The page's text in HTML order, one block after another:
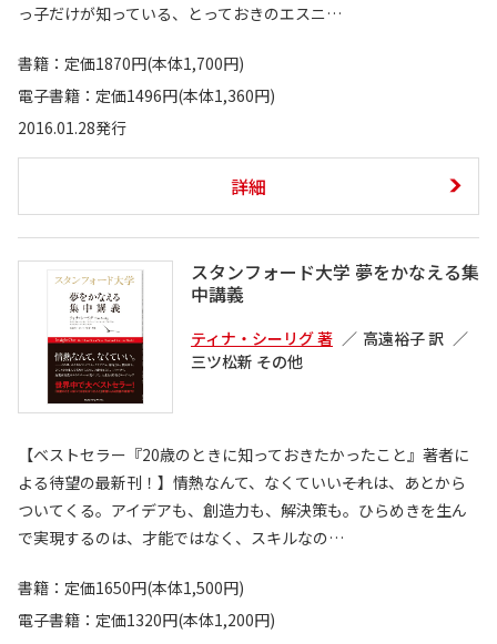
っ子だけが知っている、とっておきのエスニ…
書籍：定価1870円(本体1,700円)
電子書籍：定価1496円(本体1,360円)
2016.01.28発行
詳細
スタンフォード大学 夢をかなえる集
中講義
ティナ・シーリグ 著
高遠裕子 訳
三ツ松新 その他
【ベストセラー『20歳のときに知っておきたかったこと』著者に
よる待望の最新刊！】情熱なんて、なくていい――それは、あとから
ついてくる。アイデアも、創造力も、解決策も。ひらめきを生ん
で実現するのは、才能ではなく、スキルなの…
書籍：定価1650円(本体1,500円)
電子書籍：定価1320円(本体1,200円)